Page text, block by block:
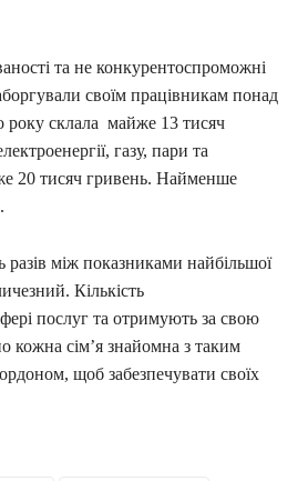
та не конкурентоспроможні
своїм працівникам понад
року склала майже 13 тисяч
газу, пари та
20 тисяч гривень. Найменше
між показниками найбільшої
Кількість
послуг та отримують за свою
кожна сім’я знайомна з таким
щоб забезпечувати своїх